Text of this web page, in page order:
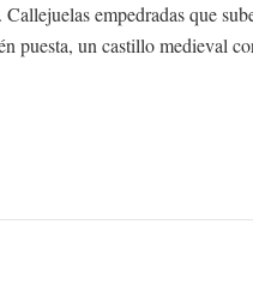
empedradas que
puesta, un castillo medieval